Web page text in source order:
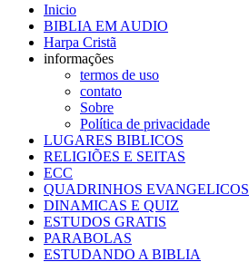
Inicio
BIBLIA EM AUDIO
Harpa Cristã
informações
termos de uso
contato
Sobre
Política de privacidade
LUGARES BIBLICOS
RELIGIÕES E SEITAS
ECC
QUADRINHOS EVANGELICOS
DINAMICAS E QUIZ
ESTUDOS GRATIS
PARABOLAS
ESTUDANDO A BIBLIA